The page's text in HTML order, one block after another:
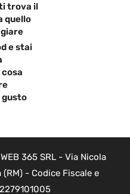
trova il
quello
e stai
gusto
365 SRL - Via Nicola
(RM) - Codice Fiscale e